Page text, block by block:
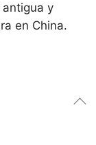
antigua y
en China.